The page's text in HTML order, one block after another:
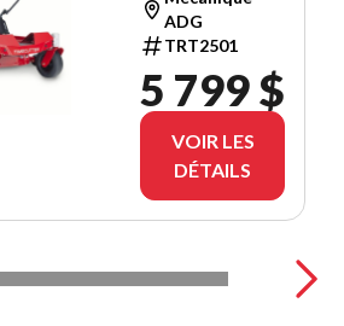
ADG
TRT2501
5 799 $
VOIR LES
DÉTAILS